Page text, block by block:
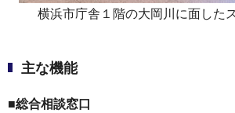
横浜市庁舎１階の大岡川に面した
主な機能
■総合相談窓口